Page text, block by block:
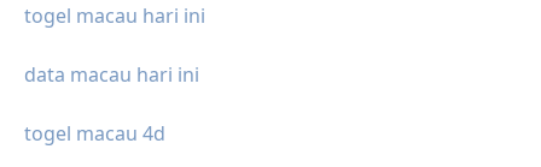
togel macau hari ini
data macau hari ini
togel macau 4d